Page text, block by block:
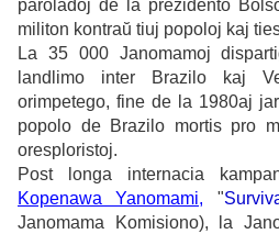
paroladoj de la prezidento
militon kontraŭ tiuj popoloj kaj
La 35 000 Janomamoj
landlimo inter Brazilo kaj
orimpetego, fine de la 1980aj
popolo de Brazilo mortis pro
oresploristoj.
Post longa internacia
Kopenawa Yanomami, "
Janomama Komisiono), la